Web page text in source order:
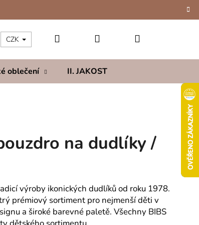
oblečení II. JAKOST
CZK Hledat PřihlášeníNákupní
na dudlíky /
výroby ikonických dudlíků od roku 1978.
prémiový sortiment pro nejmenší děti v
a široké barevné paletě. Všechny BIBS